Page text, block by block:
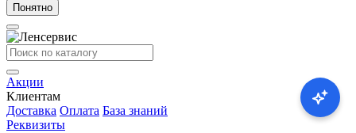
Понятно
Акции
Клиентам
Доставка Оплата База знаний
Реквизиты